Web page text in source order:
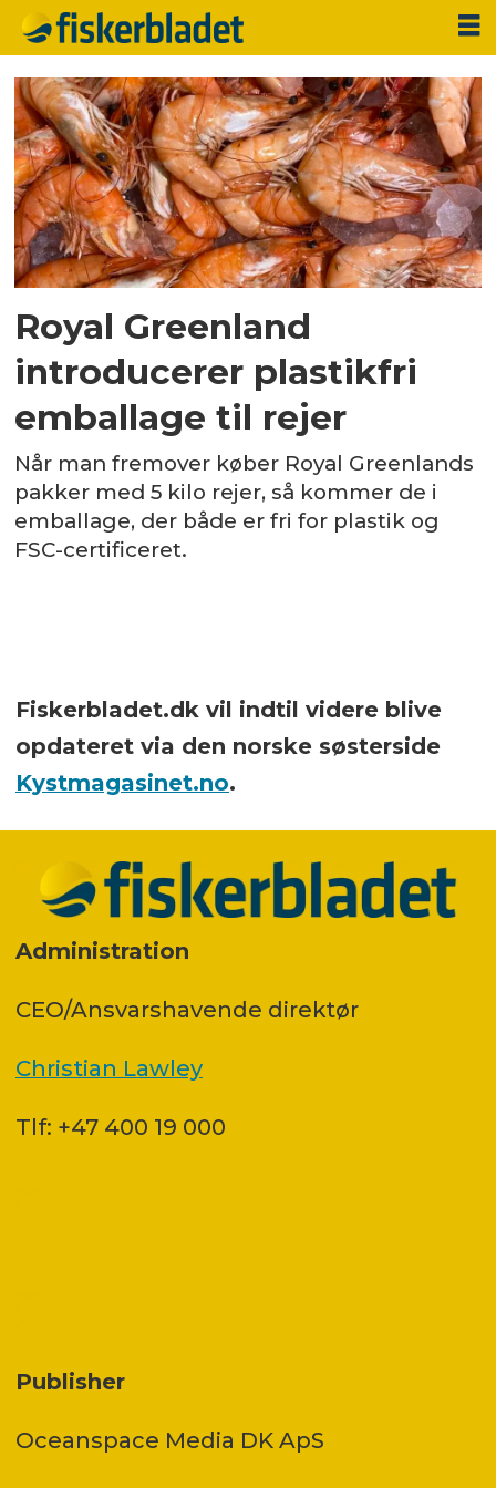
Tag:
schur
pack
denmark
Royal Greenland
introducerer plastikfri
emballage til rejer
Når man fremover køber Royal Greenlands
pakker med 5 kilo rejer, så kommer de i
emballage, der både er fri for plastik og
FSC-certificeret.
Fiskerbladet.dk vil indtil videre blive
opdateret via den norske søsterside
Kystmagasinet.no.
Administration
CEO/Ansvarshavende direktør
Christian Lawley
Tlf: +47 400 19 000
Publisher
Oceanspace Media DK ApS